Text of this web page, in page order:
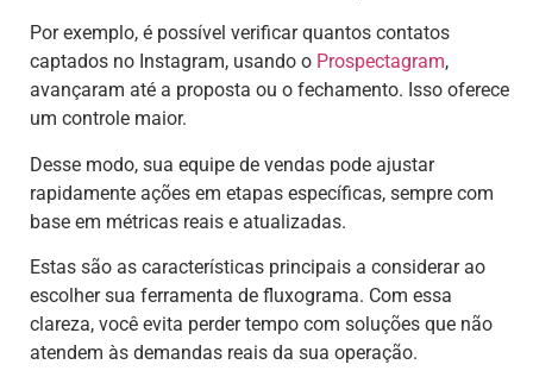
Por exemplo, é possível verificar quantos contatos
captados no Instagram, usando o Prospectagram,
avançaram até a proposta ou o fechamento. Isso oferece
um controle maior.
Desse modo, sua equipe de vendas pode ajustar
rapidamente ações em etapas específicas, sempre com
base em métricas reais e atualizadas.
Estas são as características principais a considerar ao
escolher sua ferramenta de fluxograma. Com essa
clareza, você evita perder tempo com soluções que não
atendem às demandas reais da sua operação.